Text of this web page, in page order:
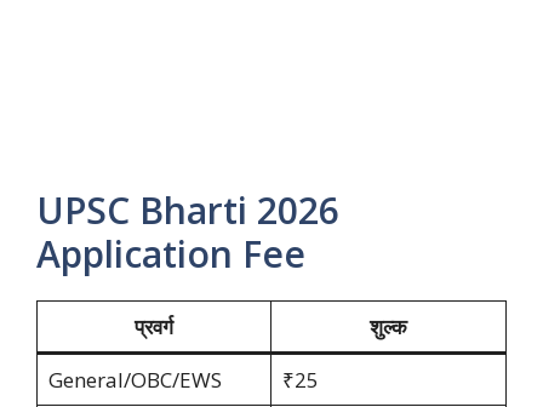
UPSC Bharti 2026
Application Fee
प्रवर्ग
शुल्क
General/OBC/EWS
₹25